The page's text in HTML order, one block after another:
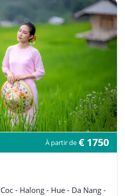
À partir de € 1750
- Halong - Hue - Da Nang -